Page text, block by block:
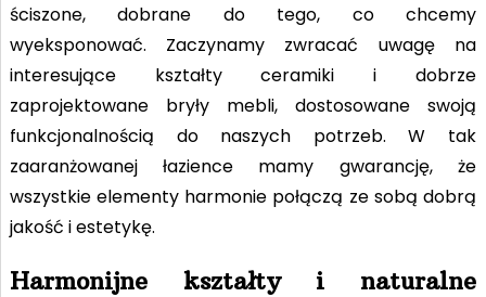
ściszone, dobrane do tego, co chcemy
wyeksponować. Zaczynamy zwracać uwagę na
interesujące kształty ceramiki i dobrze
zaprojektowane bryły mebli, dostosowane swoją
funkcjonalnością do naszych potrzeb. W tak
zaaranżowanej łazience mamy gwarancję, że
wszystkie elementy harmonie połączą ze sobą dobrą
jakość i estetykę.
Harmonijne kształty i naturalne